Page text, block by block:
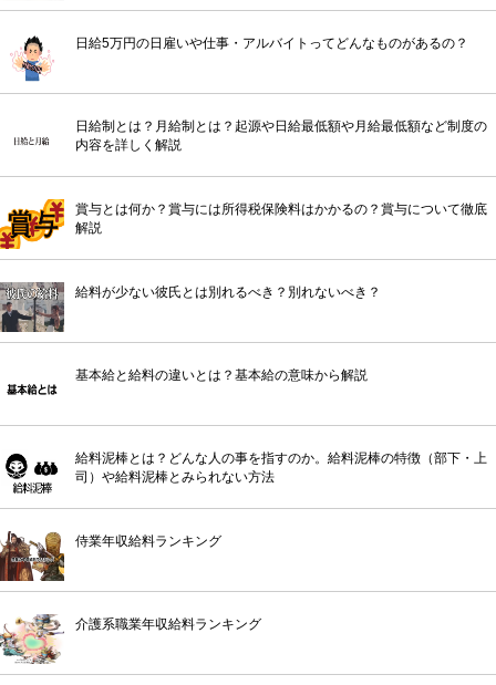
日給5万円の日雇いや仕事・アルバイトってどんなものがあるの？
日給制とは？月給制とは？起源や日給最低額や月給最低額など制度の
内容を詳しく解説
賞与とは何か？賞与には所得税保険料はかかるの？賞与について徹底
解説
給料が少ない彼氏とは別れるべき？別れないべき？
基本給と給料の違いとは？基本給の意味から解説
給料泥棒とは？どんな人の事を指すのか。給料泥棒の特徴（部下・上
司）や給料泥棒とみられない方法
侍業年収給料ランキング
介護系職業年収給料ランキング